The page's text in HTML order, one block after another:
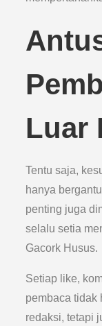
Luar
Tentu saja,
hanya
penting juga
selalu setia
Gacork Husus.
Setiap like,
pembaca tidak
redaksi, tetapi